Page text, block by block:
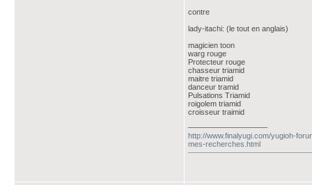
contre
lady-itachi: (le tout en anglais)
magicien toon
warg rouge
Protecteur rouge
chasseur triamid
maitre triamid
danceur tramid
Pulsations Triamid
roigolem triamid
croisseur traimid
http://www.finalyugi.com/yugioh-
mes-recherches.html